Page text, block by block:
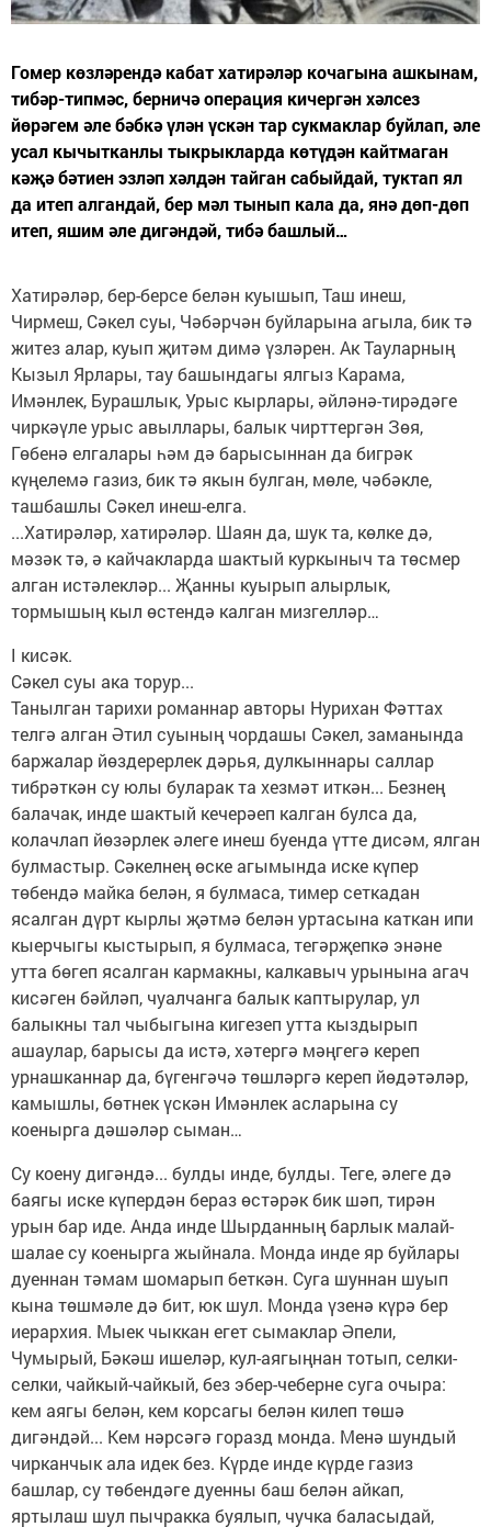
Гомер көзләрендә кабат хатирәләр кочагына ашкынам,
тибәр-типмәс, берничә операция кичергән хәлсез
йөрәгем әле бәбкә үлән үскән тар сукмаклар буйлап, әле
усал кычытканлы тыкрыкларда көтүдән кайтмаган
кәҗә бәтиен эзләп хәлдән тайган сабыйдай, туктап ял
да итеп алгандай, бер мәл тынып кала да, янә дөп-дөп
итеп, яшим әле дигәндәй, тибә башлый…
Хатирәләр, бер-берсе белән куышып, Таш инеш,
Чирмеш, Сәкел суы, Чәбәрчән буйларына агыла, бик тә
житез алар, куып җитәм димә үзләрен. Ак Тауларның
Кызыл Ярлары, тау башындагы ялгыз Карама,
Имәнлек, Бурашлык, Урыс кырлары, әйләнә-тирәдәге
чиркәүле урыс авыллары, балык чирттергән Зөя,
Гөбенә елгалары һәм дә барысыннан да биг­рәк
күңелемә газиз, бик тә якын булган, мөле, чәбәкле,
ташбашлы Сәкел инеш-елга.
...Хатирәләр, хатирәләр. Шаян да, шук та, көлке дә,
мәзәк тә, ә кайчакларда шактый куркыныч та төсмер
алган истәлекләр... Җанны куырып алырлык,
тормышың кыл өстендә калган мизгелләр…
I кисәк.
Сәкел суы ака торур...
Танылган тарихи романнар авторы Нурихан Фәттах
телгә алган Әтил суының чордашы Сәкел, заманында
баржалар йөздерерлек дәрья, дулкыннары саллар
тибрәткән су юлы буларак та хезмәт иткән... Безнең
балачак, инде шактый кечерәеп калган булса да,
колачлап йөзәрлек әлеге инеш буенда үтте дисәм, ялган
булмас­тыр. Сәкелнең өске агымында иске күпер
төбендә майка белән, я булмаса, тимер сеткадан
ясалган дүрт кырлы җәтмә белән уртасына каткан ипи
кыерчыгы кыстырып, я булмаса, тегәрҗепкә энәне
утта бөгеп ясалган кармакны, калкавыч урынына агач
кисәген бәйләп, чуалчанга балык каптырулар, ул
балыкны тал чыбыгына кигезеп утта кыздырып
ашаулар, барысы да истә, хәтергә мәңгегә кереп
урнашканнар да, бүгенгәчә төшләргә кереп йөдәтәләр,
камышлы, бөтнек үскән Имәнлек асларына су
коенырга дәшәләр сыман…
Су коену дигәндә... булды инде, булды. Теге, әлеге дә
баягы иске күпердән бераз өстәрәк бик шәп, тирән
урын бар иде. Анда инде Шырданның барлык малай-
шалае су коенырга жыйнала. Монда инде яр буйлары
дуеннан тәмам шомарып беткән. Суга шуннан шуып
кына төшмәле дә бит, юк шул. Монда үзенә күрә бер
иерархия. Мыек чык­кан егет сымаклар Әпели,
Чумырый, Бәкәш ишеләр, кул-аягыңнан тотып, селки-
селки, чайкый-чайкый, без эбер-чеберне суга очыра:
кем аягы белән, кем корсагы белән килеп төшә
дигәндәй... Кем нәрсәгә горазд монда. Менә шундый
чирканчык ала идек без. Күрде инде күрде газиз
башлар, су төбендәге дуенны баш белән айкап,
яртылаш шул пычракка буялып, чучка баласыдай,